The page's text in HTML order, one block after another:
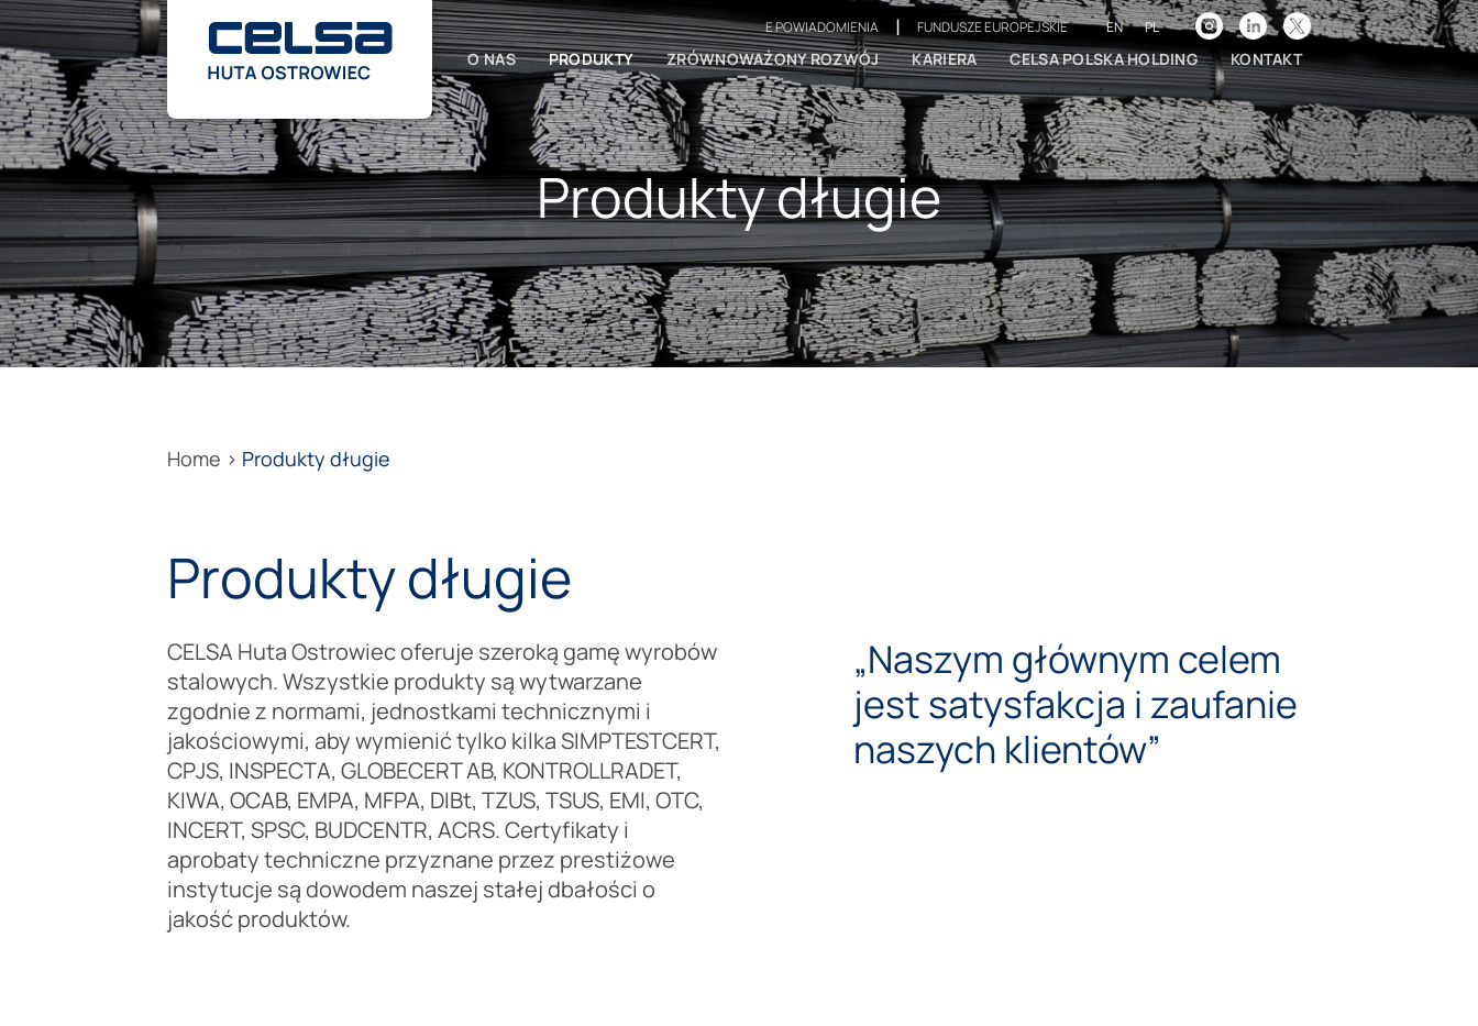
Przewiń
do
zawartości
E POWIADOMIENIA | FUNDUSZE EUROPEJSKIE EN PL
O NAS PRODUKTY ZRÓWNOWAŻONY ROZWÓJ KARIERA CELSA POLSKA HOLDING KONTAKT
Produkty długie
Home > Produkty długie
Produkty długie
CELSA Huta Ostrowiec oferuje szeroką gamę wyrobów
stalowych. Wszystkie produkty są wytwarzane
zgodnie z normami, jednostkami technicznymi i
jakościowymi, aby wymienić tylko kilka SIMPTESTCERT,
CPJS, INSPECTA, GLOBECERT AB, KONTROLLRADET,
KIWA, OCAB, EMPA, MFPA, DIBt, TZUS, TSUS, EMI, OTC,
INCERT, SPSC, BUDCENTR, ACRS. Certyfikaty i
aprobaty techniczne przyznane przez prestiżowe
instytucje są dowodem naszej stałej dbałości o
jakość produktów.
„Naszym głównym celem
jest satysfakcja i zaufanie
naszych klientów”